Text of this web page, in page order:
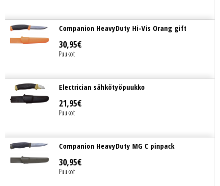
Companion HeavyDuty Hi-Vis Orang gift
30,95€
Puukot
Electrician sähkötyöpuukko
21,95€
Puukot
Companion HeavyDuty MG C pinpack
30,95€
Puukot